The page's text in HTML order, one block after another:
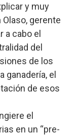
y muy
gerente
a cabo el
del
de los
el
de esos
el
en un “pre-